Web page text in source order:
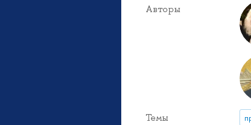
Авторы
Темы